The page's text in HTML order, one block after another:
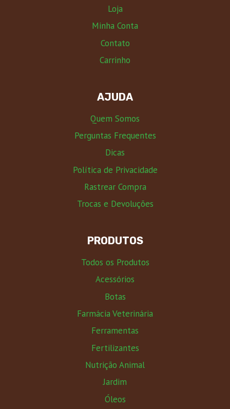
Loja
Minha Conta
Contato
Carrinho
AJUDA
Quem Somos
Perguntas Frequentes
Dicas
Política de Privacidade
Rastrear Compra
Trocas e Devoluções
PRODUTOS
Todos os Produtos
Acessórios
Botas
Farmácia Veterinária
Ferramentas
Fertilizantes
Nutrição Animal
Jardim
Óleos